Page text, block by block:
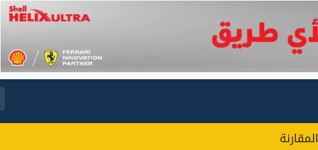
المقارنة